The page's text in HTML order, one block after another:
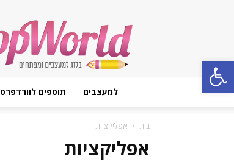
Open toolbar
AppWorld
למעצבים תוספים לוורדפרס
בית אפליקציות
אפליקציות